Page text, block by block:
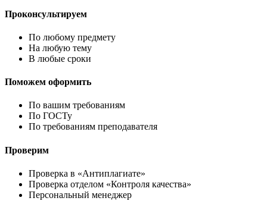
Проконсультируем
По любому предмету
На любую тему
В любые сроки
Поможем оформить
По вашим требованиям
По ГОСТу
По требованиям преподавателя
Проверим
Проверка в «Антиплагиате»
Проверка отделом «Контроля качества»
Персональный менеджер